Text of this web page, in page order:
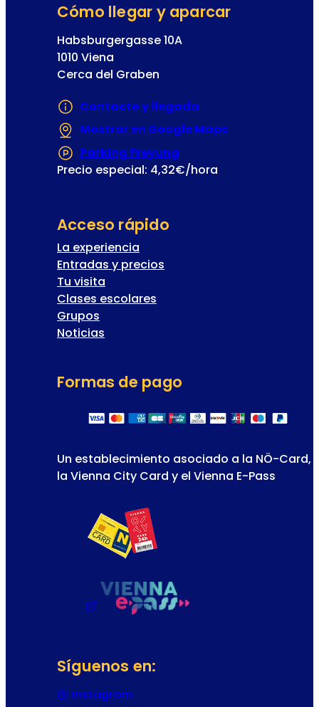
Cómo llegar y aparcar
Habsburgergasse 10A
1010 Viena
Cerca del Graben
Contacto y llegada
Mostrar en Google Maps
Parking Freyung
Precio especial: 4,32€/hora
Acceso rápido
La experiencia
Entradas y precios
Tu visita
Clases escolares
Grupos
Noticias
Formas de pago
Un establecimiento asociado a la NÖ-Card,
la Vienna City Card y el Vienna E-Pass
Síguenos en:
Instagram